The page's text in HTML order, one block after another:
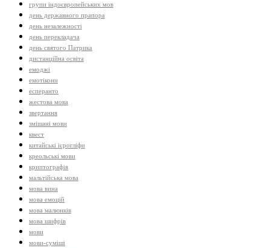
групи індоєвропейських мов
день державного прапора
день незалежності
день перекладача
день святого Патрика
дистанційна освіта
емоджі
емотікони
есперанто
жестова мова
звертання
змішані мови
квест
китайські ієрогліфи
креольські мови
криптографія
мальтійська мова
мова вина
мова емоцій
мова малюнків
мова шифрів
мови
мови-суміші